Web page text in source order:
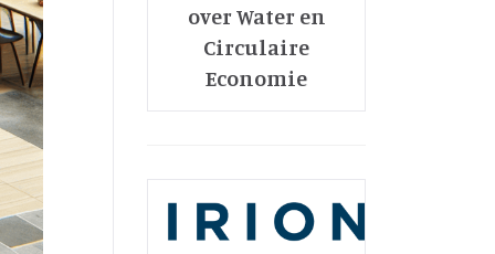
over Water en
Circulaire
Economie